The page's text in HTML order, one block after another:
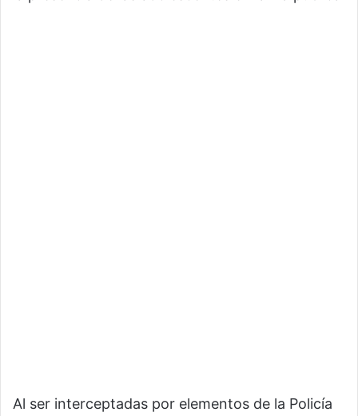
Al ser interceptadas por elementos de la Policía